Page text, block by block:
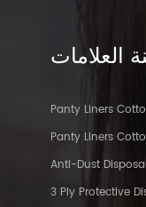
العلامات
Panty Liners
Panty Liners
Anti-Dust
3 Ply Protective